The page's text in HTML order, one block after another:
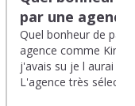
par une
Quel bonheur de
agence comme
j'avais su je l aurai
L'agence très